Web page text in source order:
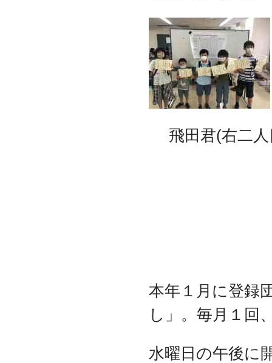
飛田君(右二人
本年１月に登録
し」。毎月１回
水曜日の午後に